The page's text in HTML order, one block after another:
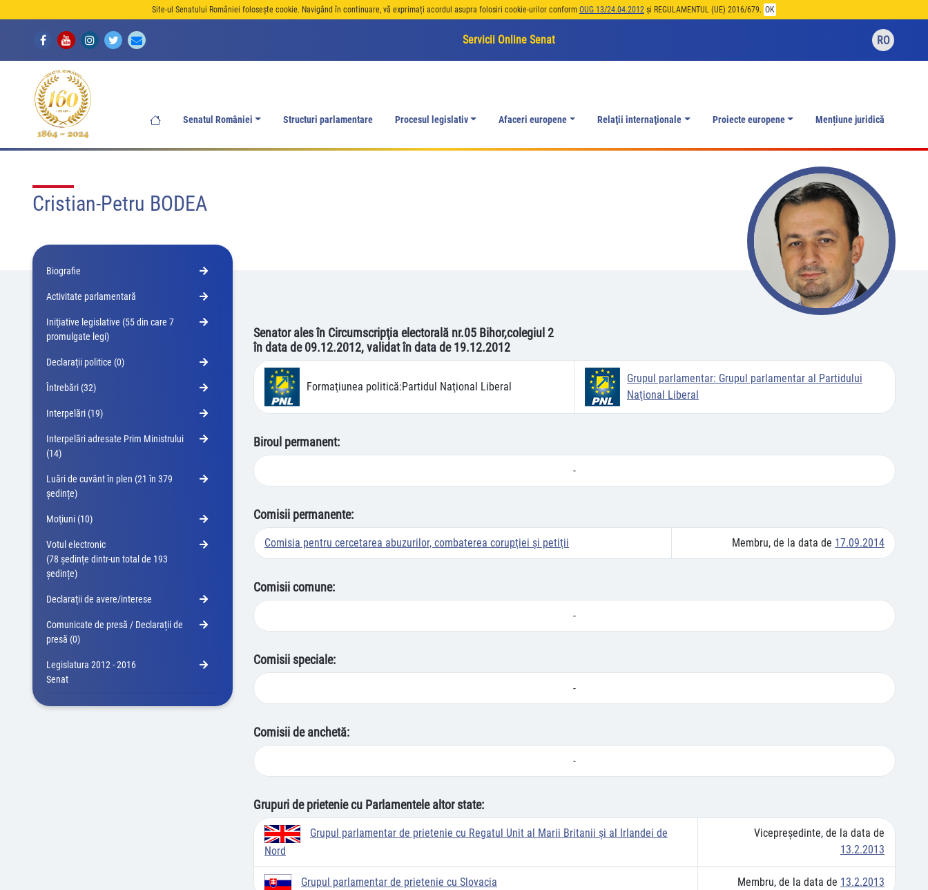
Site-ul Senatului României folosește cookie. Navigând în continuare, vă exprimați acordul asupra folosiri cookie-urilor conform OUG 13/24.04.2012 și REGULAMENTUL (UE) 2016/679. OK
Servicii Online Senat RO
Senatul României Structuri parlamentare Procesul legislativ Afaceri europene Relaţii internaţionale Proiecte europene Mențiune juridică
Cristian-Petru BODEA
Biografie
Activitate parlamentară
Iniţiative legislative (55 din care 7
promulgate legi)
Declaraţii politice (0)
Întrebări (32)
Interpelări (19)
Interpelări adresate Prim Ministrului
(14)
Luări de cuvânt în plen (21 în 379
ședințe)
Moţiuni (10)
Votul electronic
(78 ședințe dintr-un total de 193
ședințe)
Declaraţii de avere/interese
Comunicate de presă / Declarații de
presă (0)
Legislatura 2012 - 2016
Senat
Senator ales în Circumscripţia electorală nr.05 Bihor,colegiul 2
în data de 09.12.2012, validat în data de 19.12.2012
Formaţiunea politică:Partidul Naţional Liberal
Grupul parlamentar: Grupul parlamentar al Partidului
Naţional Liberal
Biroul permanent:
-
Comisii permanente:
Comisia pentru cercetarea abuzurilor, combaterea corupţiei şi petiţii Membru, de la data de 17.09.2014
Comisii comune:
-
Comisii speciale:
-
Comisii de anchetă:
-
Grupuri de prietenie cu Parlamentele altor state:
Grupul parlamentar de prietenie cu Regatul Unit al Marii Britanii și al Irlandei de
Nord
Vicepreşedinte, de la data de
13.2.2013
Grupul parlamentar de prietenie cu Slovacia Membru, de la data de 13.2.2013